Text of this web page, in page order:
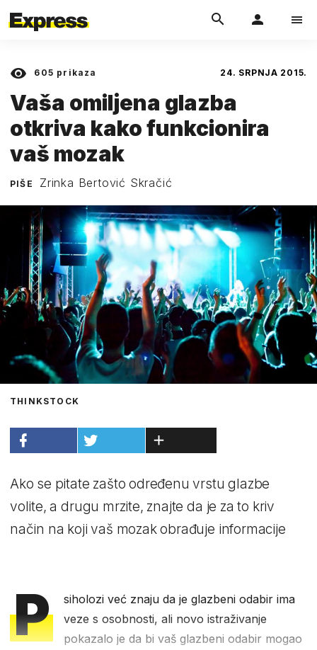
605 prikaza 24. SRPNJA 2015.
Vaša omiljena glazba
otkriva kako funkcionira
vaš mozak
PIŠE Zrinka Bertović Skračić
THINKSTOCK
Ako se pitate zašto određenu vrstu glazbe
volite, a drugu mrzite, znajte da je za to kriv
način na koji vaš mozak obrađuje informacije
P
siholozi već znaju da je glazbeni odabir ima
veze s osobnosti, ali novo istraživanje
pokazalo je da bi vaš glazbeni odabir mogao